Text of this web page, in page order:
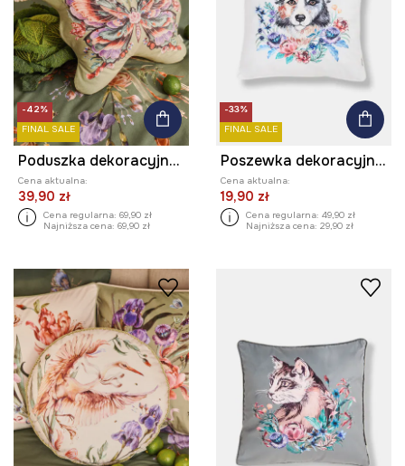
-42%
FINAL SALE
Poduszka dekoracyjna - motyl
Cena aktualna:
39,90 zł
Cena regularna: 69,90 zł
Najniższa cena: 69,90 zł
-33%
FINAL SALE
Poszewka dekoracyjna na poduszkę z nadrukiem 45 x 45 cm
Cena aktualna:
19,90 zł
Cena regularna: 49,90 zł
Najniższa cena: 29,90 zł